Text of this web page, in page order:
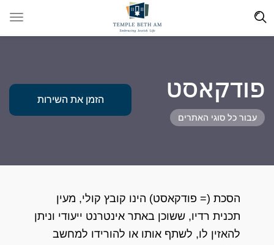
פודקאסט
עבור כל סוגי האתרים
הזמן את השירות
הסכת (= פודקאסט) הינו קובץ קולי, מעין
תכנית רדיו, ששוכן באתר אינטרנט ייעודי וניתן
להאזין לו, לשתף אותו או להורידו למחשב